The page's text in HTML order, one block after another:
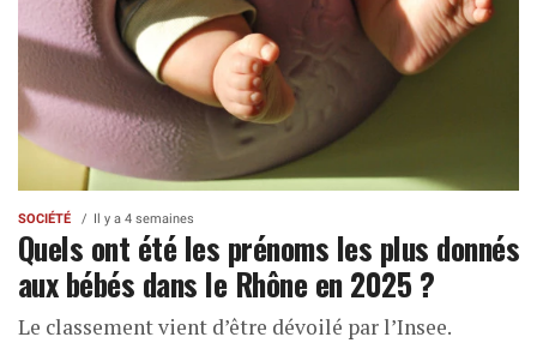
SOCIÉTÉ Il y a 4 semaines
Quels ont été les prénoms les plus donnés
aux bébés dans le Rhône en 2025 ?
Le classement vient d’être dévoilé par l’Insee.